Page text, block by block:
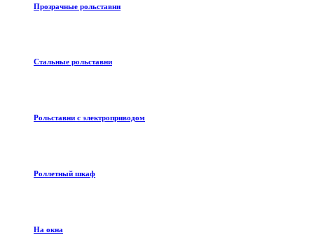
Прозрачные рольставни
Стальные рольставни
Рольставни с электроприводом
Роллетный шкаф
На окна